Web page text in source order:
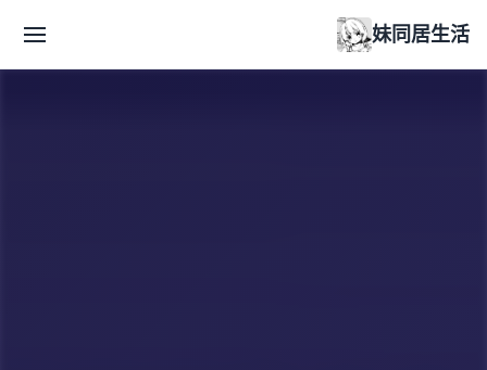
妹同居生活